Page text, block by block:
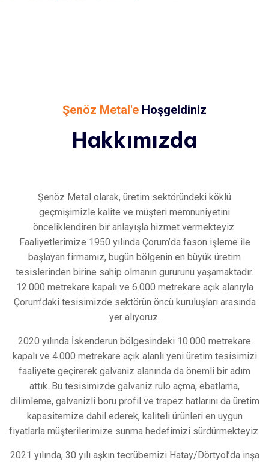
Şenöz Metal'e Hoşgeldiniz
Hakkımızda
Şenöz Metal olarak, üretim sektöründeki köklü
geçmişimizle kalite ve müşteri memnuniyetini
önceliklendiren bir anlayışla hizmet vermekteyiz.
Faaliyetlerimize 1950 yılında Çorum’da fason işleme ile
başlayan firmamız, bugün bölgenin en büyük üretim
tesislerinden birine sahip olmanın gururunu yaşamaktadır.
12.000 metrekare kapalı ve 6.000 metrekare açık alanıyla
Çorum’daki tesisimizde sektörün öncü kuruluşları arasında
yer alıyoruz.
2020 yılında İskenderun bölgesindeki 10.000 metrekare
kapalı ve 4.000 metrekare açık alanlı yeni üretim tesisimizi
faaliyete geçirerek galvaniz alanında da önemli bir adım
attık. Bu tesisimizde galvaniz rulo açma, ebatlama,
dilimleme, galvanizli boru profil ve trapez hatlarını da üretim
kapasitemize dahil ederek, kaliteli ürünleri en uygun
fiyatlarla müşterilerimize sunma hedefimizi sürdürmekteyiz.
2021 yılında, 30 yılı aşkın tecrübemizi Hatay/Dörtyol’da inşa